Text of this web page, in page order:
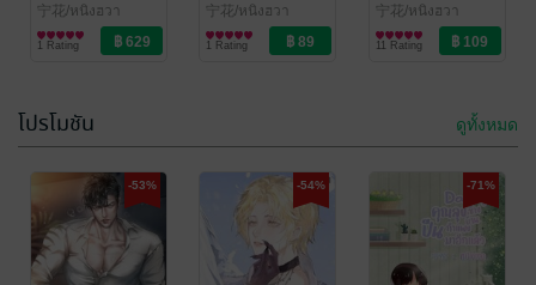
宁花/หนิงฮวา
นิยายวาย Boy
Love / Yaoi
1 Rating
(เล่ม 2)
宁花/หนิงฮวา
นิยายวาย Boy
Love / Yaoi
1 Rating
宁花/หนิงฮวา
นิยายวาย Boy
Love / Yaoi
11 Rating
โปรโมชัน ดูทั้งหมด
-53% -54% -71%